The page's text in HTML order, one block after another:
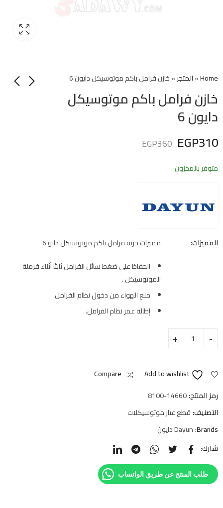
Home
»المتجر»خازن فرامل باكم موتوسيكل دايون 6
خازن فرامل باكم موتوسيكل
دايون 6
EGP310
EGP360
متوفر بالمخزون
المميزات:
مميزات خزنة فرامل باكم موتوسيكل دايو 6
الحفاظ على ضغط سائل الفرامل ثابتًا أثناء فرملة
الموتوسيكل .
منع الهواء من دخول نظام الفرامل.
إطالة عمر نظام الفرامل.
Add to wishlist
Compare
رمز المنتج:8100-14660
التصنيف:قطع غيار موتوسيكلات
Brands: Dayun دايون
شارك:
طلب المنتج عن طريق الواتساب